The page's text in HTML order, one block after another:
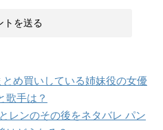
とめ買いしている姉妹役の女優
歌手は？
レンのその後をネタバレ パン